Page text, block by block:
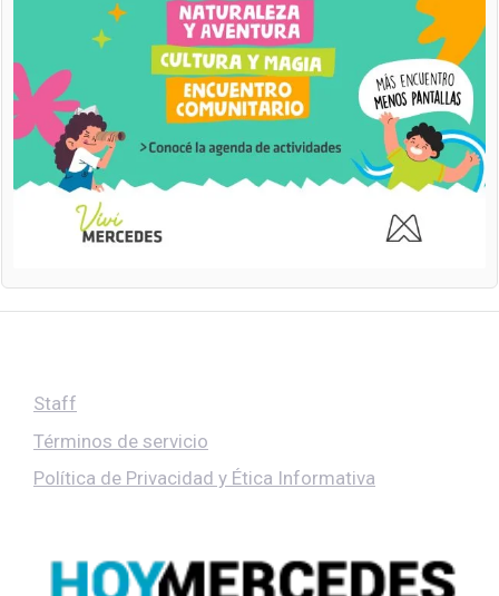
Staff
Términos de servicio
Política de Privacidad y Ética Informativa